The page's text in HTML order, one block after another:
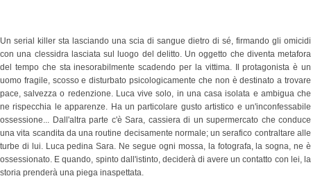
Un serial killer sta lasciando una scia di sangue dietro di sé, firmando gli omicidi
con una clessidra lasciata sul luogo del delitto. Un oggetto che diventa metafora
del tempo che sta inesorabilmente scadendo per la vittima. Il protagonista è un
uomo fragile, scosso e disturbato psicologicamente che non è destinato a trovare
pace, salvezza o redenzione. Luca vive solo, in una casa isolata e ambigua che
ne rispecchia le apparenze. Ha un particolare gusto artistico e un'inconfessabile
ossessione... Dall'altra parte c'è Sara, cassiera di un supermercato che conduce
una vita scandita da una routine decisamente normale; un serafico contraltare alle
turbe di lui. Luca pedina Sara. Ne segue ogni mossa, la fotografa, la sogna, ne è
ossessionato. E quando, spinto dall'istinto, deciderà di avere un contatto con lei, la
storia prenderà una piega inaspettata.